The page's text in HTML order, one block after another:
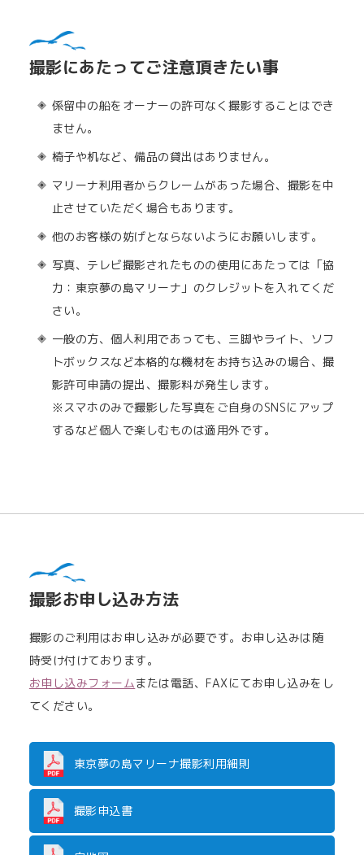
撮影にあたってご注意頂きたい事
係留中の船をオーナーの許可なく撮影することはでき
ません。
椅子や机など、備品の貸出はありません。
マリーナ利用者からクレームがあった場合、撮影を中
止させていただく場合もあります。
他のお客様の妨げとならないようにお願いします。
写真、テレビ撮影されたものの使用にあたっては「協
力：東京夢の島マリーナ」のクレジットを入れてくだ
さい。
一般の方、個人利用であっても、三脚やライト、ソフ
トボックスなど本格的な機材をお持ち込みの場合、撮
影許可申請の提出、撮影料が発生します。
※スマホのみで撮影した写真をご自身のSNSにアップ
するなど個人で楽しむものは適用外です。
撮影お申し込み方法
撮影のご利用はお申し込みが必要です。お申し込みは随
時受け付けております。
お申し込みフォームまたは電話、FAXにてお申し込みをし
てください。
東京夢の島マリーナ撮影利用細則
撮影申込書